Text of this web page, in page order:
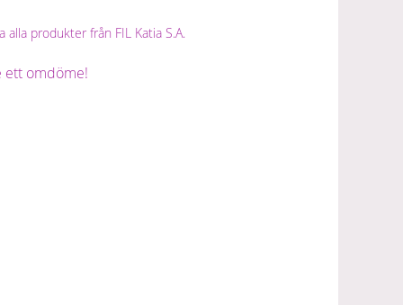
alla produkter från FIL Katia S.A.
ett omdöme!